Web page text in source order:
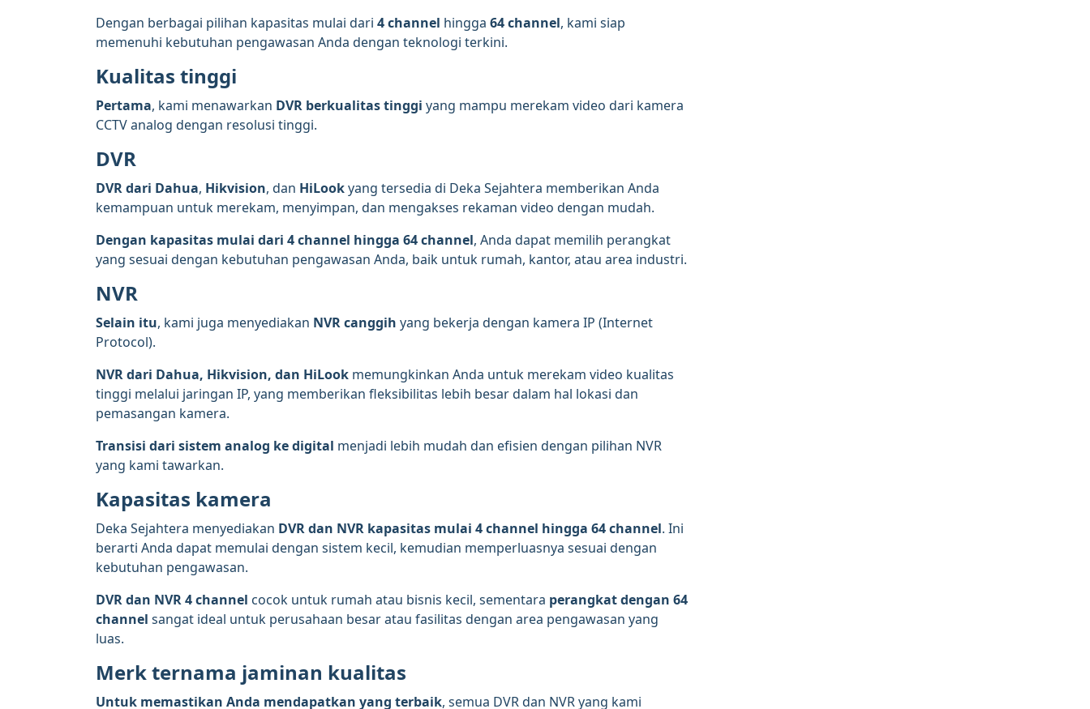
Dengan berbagai pilihan kapasitas mulai dari 4 channel hingga 64 channel, kami siap
memenuhi kebutuhan pengawasan Anda dengan teknologi terkini.
Kualitas tinggi
Pertama, kami menawarkan DVR berkualitas tinggi yang mampu merekam video dari kamera
CCTV analog dengan resolusi tinggi.
DVR
DVR dari Dahua, Hikvision, dan HiLookyang tersedia di Deka Sejahtera memberikan Anda
kemampuan untuk merekam, menyimpan, dan mengakses rekaman video dengan mudah.
Dengan kapasitas mulai dari 4 channel hingga 64 channel, Anda dapat memilih perangkat
yang sesuai dengan kebutuhan pengawasan Anda, baik untuk rumah, kantor, atau area industri.
NVR
Selain itu, kami juga menyediakan NVR canggih yang bekerja dengan kamera IP (Internet
Protocol).
NVR dari Dahua, Hikvision, dan HiLook memungkinkan Anda untuk merekam video kualitas
tinggi melalui jaringan IP, yang memberikan fleksibilitas lebih besar dalam hal lokasi dan
pemasangan kamera.
Transisi dari sistem analog ke digital menjadi lebih mudah dan efisien dengan pilihan NVR
yang kami tawarkan.
Kapasitas kamera
Deka Sejahtera menyediakan DVR dan NVR kapasitas mulai 4 channel hingga 64 channel. Ini
berarti Anda dapat memulai dengan sistem kecil, kemudian memperluasnya sesuai dengan
kebutuhan pengawasan.
DVR dan NVR 4 channel cocok untuk rumah atau bisnis kecil, sementara perangkat dengan 64
channel sangat ideal untuk perusahaan besar atau fasilitas dengan area pengawasan yang
luas.
Merk ternama jaminan kualitas
Untuk memastikan Anda mendapatkan yang terbaik, semua DVR dan NVR yang kami